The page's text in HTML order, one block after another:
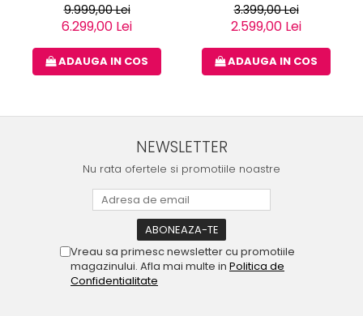
9.999,00 Lei
6.299,00 Lei
ADAUGA IN COS
3.399,00 Lei
2.599,00 Lei
ADAUGA IN COS
NEWSLETTER
Nu rata ofertele si promotiile noastre
Vreau sa primesc newsletter cu promotiile
magazinului. Afla mai multe in Politica de
Confidentialitate